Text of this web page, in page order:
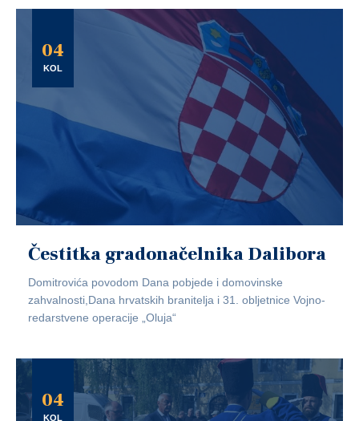
04
KOL
Čestitka gradonačelnika Dalibora
Domitrovića povodom Dana pobjede i domovinske
zahvalnosti,Dana hrvatskih branitelja i 31. obljetnice Vojno-
redarstvene operacije „Oluja“
04
KOL